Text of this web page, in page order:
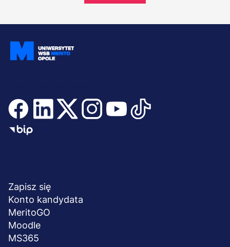
stopka
Zapisz się
Konto kandydata
MeritoGO
Moodle
MS365